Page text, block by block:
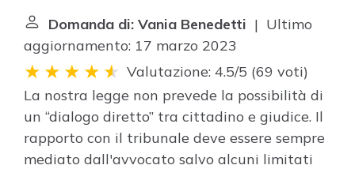
Domanda di: Vania Benedetti | Ultimo
aggiornamento: 17 marzo 2023
Valutazione: 4.5/5 (69 voti)
La nostra legge non prevede la possibilità di
un “dialogo diretto” tra cittadino e giudice. Il
rapporto con il tribunale deve essere sempre
mediato dall'avvocato salvo alcuni limitati